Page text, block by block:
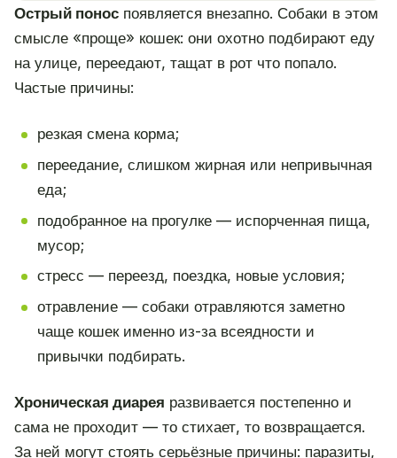
Острый понос появляется внезапно. Собаки в этом
смысле «проще» кошек: они охотно подбирают еду
на улице, переедают, тащат в рот что попало.
Частые причины:
резкая смена корма;
переедание, слишком жирная или непривычная
еда;
подобранное на прогулке — испорченная пища,
мусор;
стресс — переезд, поездка, новые условия;
отравление — собаки отравляются заметно
чаще кошек именно из-за всеядности и
привычки подбирать.
Хроническая диарея развивается постепенно и
сама не проходит — то стихает, то возвращается.
За ней могут стоять серьёзные причины: паразиты,